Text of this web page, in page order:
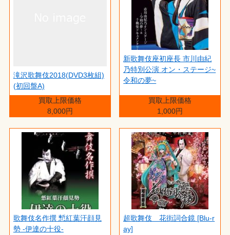
滝沢歌舞伎2018(DVD3枚組)
(初回盤A)
買取上限価格
8,000円
新歌舞伎座初座長 市川由紀
乃特別公演 オン・ステージ~
令和の夢~
買取上限価格
1,000円
歌舞伎名作撰 慙紅葉汗顔見
勢 -伊達の十役-
超歌舞伎 花街詞合鏡 [Blu-r
ay]